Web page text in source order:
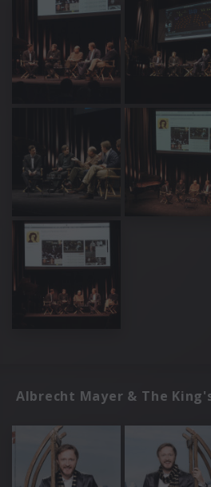
Albrecht Mayer & The